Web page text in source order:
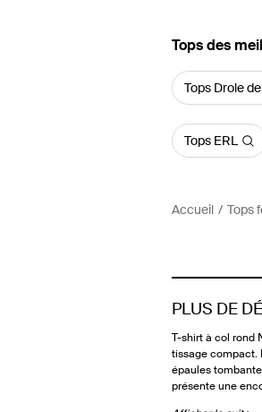
‪Tops‬ des
Tops Drole
Tops ERL
Accueil Tops
PLUS DE
T-shirt à col rond
tissage compact.
épaules
présente une